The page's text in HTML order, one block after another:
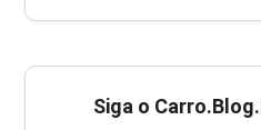
Siga o